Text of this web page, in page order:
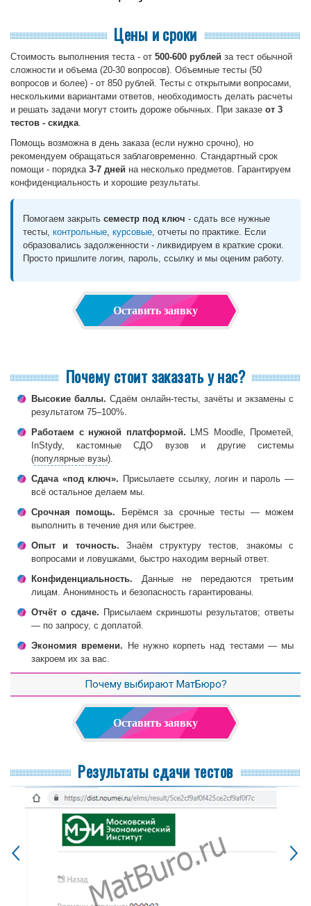
Цены и сроки
Стоимость выполнения теста - от 500-600 рублей за тест обычной
сложности и объема (20-30 вопросов). Объемные тесты (50
вопросов и более) - от 850 рублей. Тесты с открытыми вопросами,
несколькими вариантами ответов, необходимость делать расчеты
и решать задачи могут стоить дороже обычных. При заказе от 3
тестов - скидка
Помощь возможна в день заказа (если нужно срочно), но
рекомендуем обращаться заблаговременно. Стандартный срок
помощи - порядка 3-7 дней на несколько предметов. Гарантируем
конфиденциальность и хорошие результаты.
Помогаем закрыть семестр под ключ - сдать все нужные
тесты, контрольные курсовые , отчеты по практике. Если
образовались задолженности - ликвидируем в краткие сроки.
Просто пришлите логин, пароль, ссылку и мы оценим работу.
Оставить заявку
Почему стоит заказать у нас?
Высокие баллы. Сдаём онлайн-тесты, зачёты и экзамены с
результатом 75–100%.
Работаем с нужной платформой. LMS Moodle, Прометей,
InStydy, кастомные СДО вузов и другие системы
(популярные вузы).
Сдача «под ключ». Присылаете ссылку, логин и пароль —
всё остальное делаем мы.
Срочная помощь. Берёмся за срочные тесты — можем
выполнить в течение дня или быстрее.
Опыт и точность. Знаём структуру тестов, знакомы с
вопросами и ловушками, быстро находим верный ответ.
Конфиденциальность. Данные не передаются третьим
лицам. Анонимность и безопасность гарантированы.
Отчёт о сдаче. Присылаем скриншоты результатов; ответы
— по запросу, с доплатой.
Экономия времени. Не нужно корпеть над тестами — мы
закроем их за вас.
Почему выбирают МатБюро?
Оставить заявку
Результаты сдачи тестов